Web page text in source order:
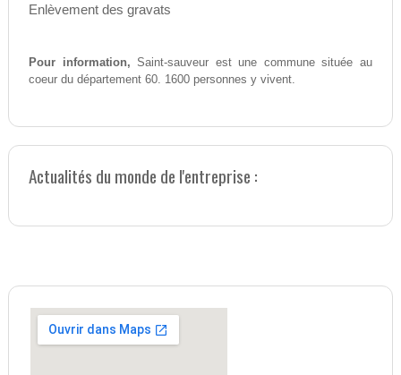
Enlèvement des gravats
Pour information, Saint-sauveur est une commune située au
coeur du département 60. 1600 personnes y vivent.
Actualités du monde de l'entreprise :